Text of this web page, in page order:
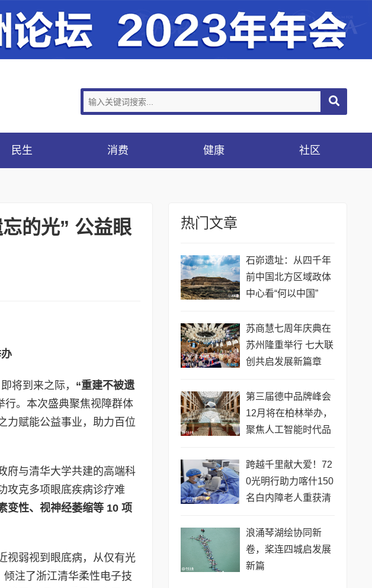
民生 消费 健康 社区
的光” 公益眼
将到来之际， “重建不被遗
行。本次盛典聚焦视障群体
力赋能公益事业，助力百位
府与清华大学共建的高端科
攻克多项眼底疾病诊疗难
变性、视神经萎缩等 10 项
视弱视到眼底病，从仅有光
倾注了浙江清华柔性电子技
热门文章
石峁遗址：从四千年
前中国北方区域政体
中心看“何以中国”
苏商慧七周年庆典在
苏州隆重举行 七大联
创共启发展新篇章
第三届德中品牌峰会
12月将在柏林举办，
聚焦人工智能时代品
跨越千里献大爱！72
0光明行助力喀什150
名白内障老人重获清
浪涌琴湖绘协同新
卷，桨连四城启发展
新篇